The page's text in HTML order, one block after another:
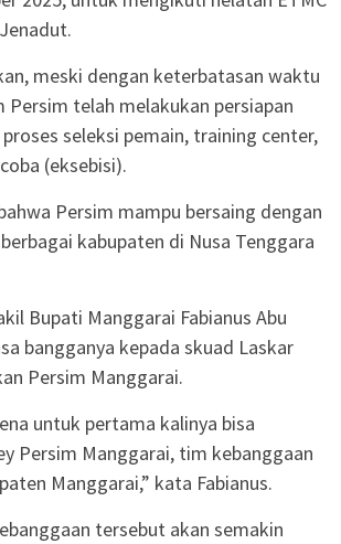
meski dengan keterbatasan waktu
Persim telah melakukan persiapan
seleksi pemain, training center,
(eksebisi).
Persim mampu bersaing dengan
kabupaten di Nusa Tenggara
Bupati Manggarai Fabianus Abu
bangganya kepada skuad Laskar
Persim Manggarai.
untuk pertama kalinya bisa
Persim Manggarai, tim kebanggaan
Manggarai,” kata Fabianus.
tersebut akan semakin